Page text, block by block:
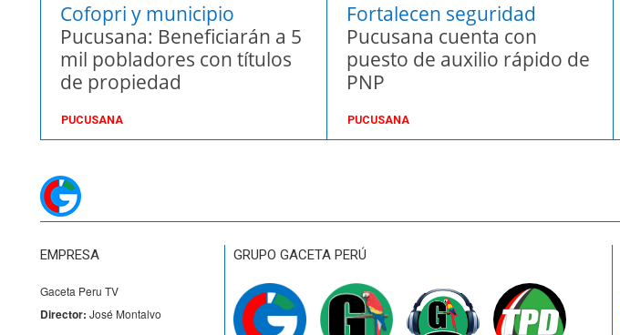
Cofopri y municipio
Pucusana: Beneficiarán a 5
mil pobladores con títulos
de propiedad
PUCUSANA
Fortalecen seguridad
ciudadana
Pucusana cuenta con
puesto de auxilio rápido de
PNP
PUCUSANA
EMPRESA
Gaceta Peru TV
Director: José Montalvo
GRUPO GACETA PERÚ